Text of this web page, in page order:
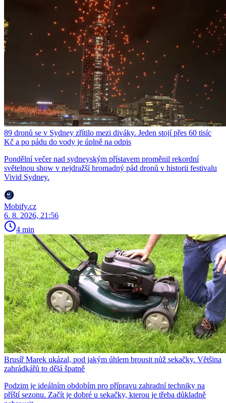
89 dronů se v Sydney zřítilo mezi diváky. Jeden stojí přes 60 tisíc
Kč a po pádu do vody je úplně na odpis
Pondělní večer nad sydneyským přístavem proměnil rekordní
světelnou show v nejdražší hromadný pád dronů v historii festivalu
Vivid Sydney.
Mobify.cz
6. 8. 2026, 21:56
4 min
Brusíř Marek ukázal, pod jakým úhlem brousit nůž sekačky. Většina
zahrádkářů to dělá špatně
Podzim je ideálním obdobím pro přípravu zahradní techniky na
příští sezonu. Začít je dobré u sekačky, kterou je třeba důkladně